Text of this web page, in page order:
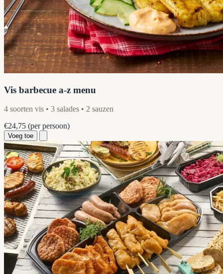
Vis barbecue a-z menu
4 soorten vis • 3 salades • 2 sauzen
€24,75 (per persoon)
Voeg toe